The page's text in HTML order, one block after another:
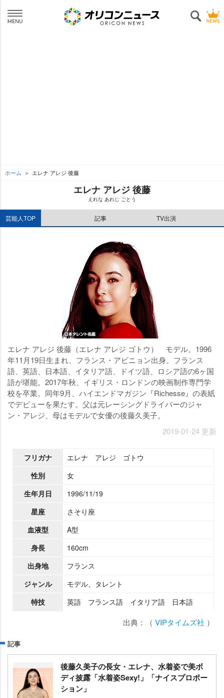
ホーム エレナ アレジ 後藤
エレナ アレジ 後藤
えれな あれじ ごとう
芸能人TOP 記事 TV出演
エレナ アレジ 後藤（エレナ アレジ ゴトウ） モデル。1996
年11月19日生まれ、フランス・アビニョン出身。フランス
語、英語、日本語、イタリア語、ドイツ語、ロシア語の6ヶ国
語が堪能。2017年秋、イギリス・ロンドンの映画制作専門学
校を卒業。同年9月、ハイエンドマガジン『Richesse』の表紙
でデビューを果たす。父は元レーシングドライバーのジャ
ン・アレジ、母はモデルで女優の後藤久美子。
2019-01-24 更新
フリガナ
エレナ アレジ ゴトウ
性別
女
生年月日
1996/11/19
星座
さそり座
血液型
A型
身長
160cm
出身地
フランス
ジャンル
モデル、タレント
特技
英語 フランス語 イタリア語 日本語
出典：（ VIPタイムズ社 ）
記事
後藤久美子の長女・エレナ、水着姿で美ボ
ディ披露「水着姿Sexy!」「ナイスプロポー
ション」